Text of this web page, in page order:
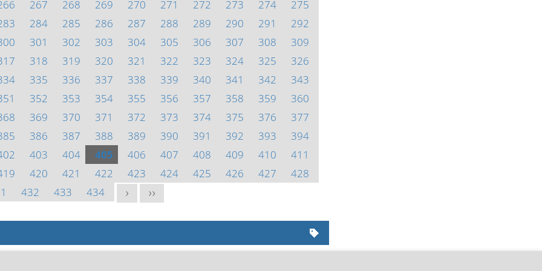
267 268 269 270 271 272 273 274
275
284 285 286 287 288 289 290 291
292
301 302 303 304 305 306 307 308
309
318 319 320 321 322 323 324 325
326
335 336 337 338 339 340 341 342
343
352 353 354 355 356 357 358 359
360
369 370 371 372 373 374 375 376
377
386 387 388 389 390 391 392 393
394
403 404 405 406 407 408 409 410
411
420 421 422 423 424 425 426 427
428
432 433 434 > >>